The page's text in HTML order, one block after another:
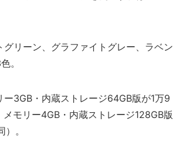
リーン、グラファイトグレー、ラベン
。
3GB・内蔵ストレージ64GB版が1万9
モリー4GB・内蔵ストレージ128GB版
。